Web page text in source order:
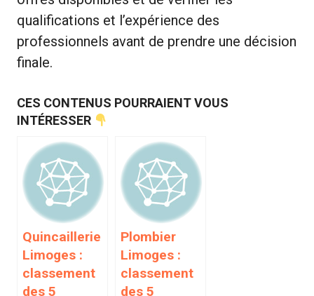
qualifications et l’expérience des
professionnels avant de prendre une décision
finale.
CES CONTENUS POURRAIENT VOUS
INTÉRESSER
Quincaillerie
Limoges :
classement
des 5
Plombier
Limoges :
classement
des 5